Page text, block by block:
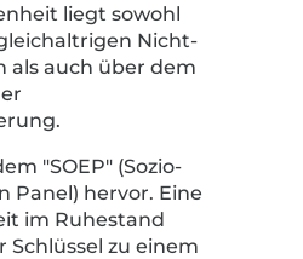
liegt sowohl
Nicht-
als auch über dem
"SOEP" (Sozio-
Panel) hervor. Eine
im Ruhestand
Schlüssel zu einem